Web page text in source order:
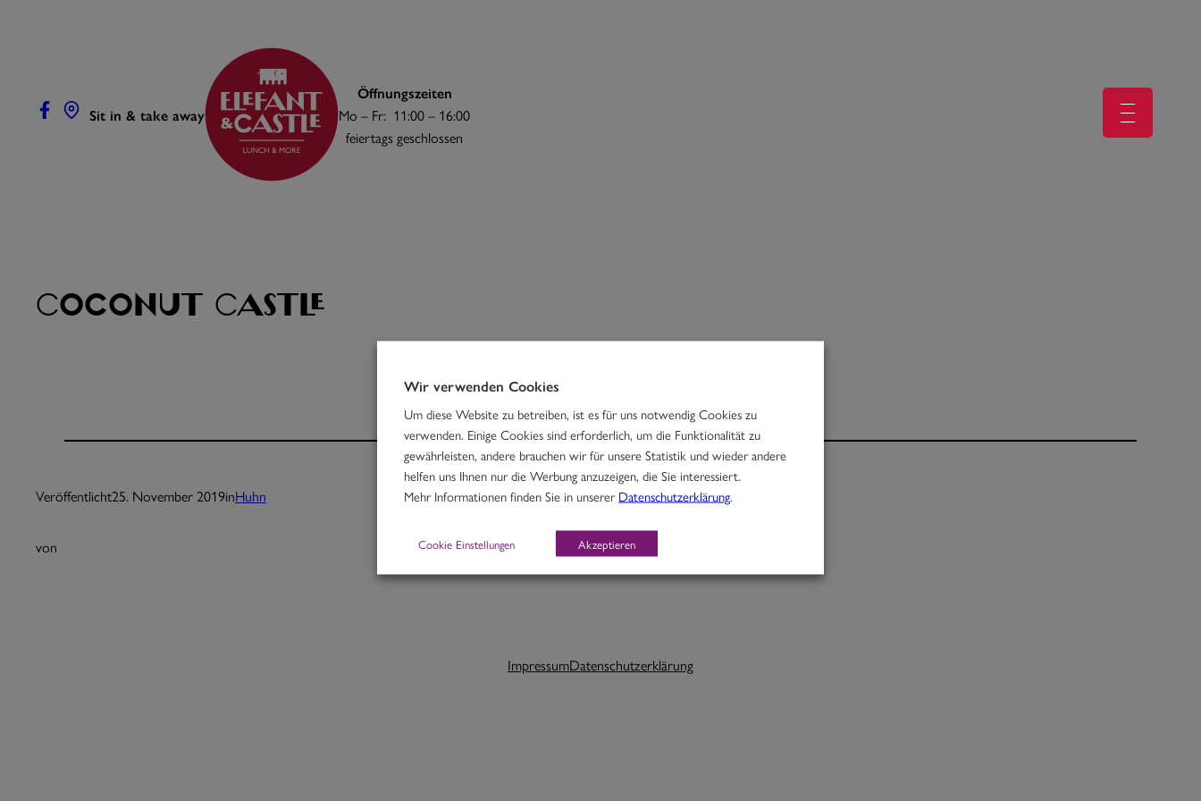
Sit in & take away
Öffnungszeiten
Mo – Fr: 11:00 – 16:00
feiertags geschlossen
Coconut Castle
Veröffentlicht25. November 2019inHuhn
von
Schlagwörter:
ImpressumDatenschutzerklärung
Wir verwenden Cookies
Um diese Website zu betreiben, ist es für uns notwendig Cookies zu
verwenden. Einige Cookies sind erforderlich, um die Funktionalität zu
gewährleisten, andere brauchen wir für unsere Statistik und wieder andere
helfen uns Ihnen nur die Werbung anzuzeigen, die Sie interessiert.
Mehr Informationen finden Sie in unsererDatenschutzerklärung.
Cookie Einstellungen Akzeptieren